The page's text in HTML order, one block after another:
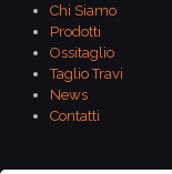
Chi Siamo
Prodotti
Ossitaglio
Taglio Travi
News
Contatti